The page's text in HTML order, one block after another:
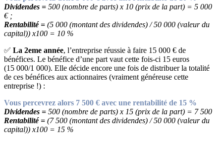
Dividendes = 500 (nombre de parts) x 10 (prix de la part) = 5 000
€ ;
Rentabilité = (5 000 (montant des dividendes) / 50 000 (valeur du
capital)) x100 = 10 %
✅ La 2eme année, l’entreprise réussie à faire 15 000 € de
bénéfices. Le bénéfice d’une part vaut cette fois-ci 15 euros
(15 000/1 000). Elle décide encore une fois de distribuer la totalité
de ces bénéfices aux actionnaires (vraiment généreuse cette
entreprise !) :
Vous percevrez alors 7 500 € avec une rentabilité de 15 %
Dividendes = 500 (nombre de parts) x 15 (prix de la part) = 7 500
Rentabilité = (7 500 (montant des dividendes) / 50 000 (valeur du
capital)) x100 = 15 %